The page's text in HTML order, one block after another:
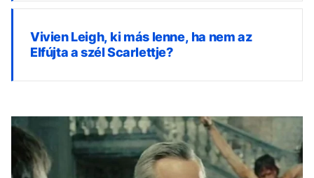
Vivien Leigh, ki más lenne, ha nem az
Elfújta a szél Scarlettje?